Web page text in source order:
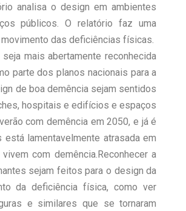
analisa o design em ambientes
públicos. O relatório faz uma
das deficiências físicas.
mais abertamente reconhecida
parte dos planos nacionais para a
de boa demência sejam sentidos
hospitais e edifícios e espaços
com demência em 2050, e já é
lamentavelmente atrasada em
com demência.Reconhecer a
sejam feitos para o design da
da deficiência física, como ver
e similares que se tornaram